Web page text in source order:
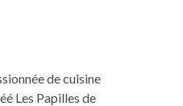
de cuisine
Les Papilles de